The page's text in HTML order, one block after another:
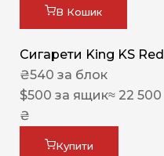
В Кошик
Сигарети King KS Red
₴540 за блок
$500 за ящик≈ 22 500
₴
Купити